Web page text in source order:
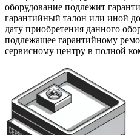
оборудование подлежит
гарантийный талон или иной
дату приобретения данного
подлежащее гарантийному
сервисному центру в полной